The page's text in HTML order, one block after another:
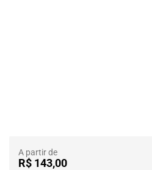
A partir de
R$ 143,00